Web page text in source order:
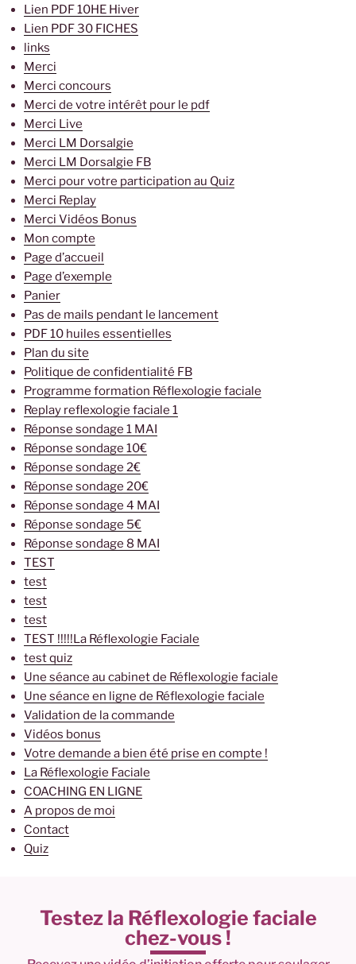
Lien PDF 10HE Hiver
Lien PDF 30 FICHES
links
Merci
Merci concours
Merci de votre intérêt pour le pdf
Merci Live
Merci LM Dorsalgie
Merci LM Dorsalgie FB
Merci pour votre participation au Quiz
Merci Replay
Merci Vidéos Bonus
Mon compte
Page d’accueil
Page d’exemple
Panier
Pas de mails pendant le lancement
PDF 10 huiles essentielles
Plan du site
Politique de confidentialité FB
Programme formation Réflexologie faciale
Replay reflexologie faciale 1
Réponse sondage 1 MAI
Réponse sondage 10€
Réponse sondage 2€
Réponse sondage 20€
Réponse sondage 4 MAI
Réponse sondage 5€
Réponse sondage 8 MAI
TEST
test
test
test
TEST !!!!!La Réflexologie Faciale
test quiz
Une séance au cabinet de Réflexologie faciale
Une séance en ligne de Réflexologie faciale
Validation de la commande
Vidéos bonus
Votre demande a bien été prise en compte !
La Réflexologie Faciale
COACHING EN LIGNE
A propos de moi
Contact
Quiz
Testez la Réflexologie faciale
chez-vous !